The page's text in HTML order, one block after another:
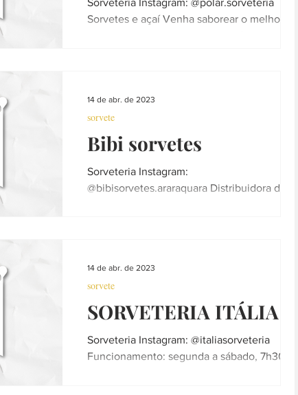
Sorvetes e açaí Venha saborear o melhor
Bibi sorvetes
Sorveteria Instagram:
@bibisorvetes.araraquara Distribuidora de
sorvete
14 de abr. de 2023
SORVETERIA ITÁLIA
Sorveteria Instagram: @italiasorveteria
Funcionamento: segunda a sábado, 7h30 às
sorvete
14 de abr. de 2023